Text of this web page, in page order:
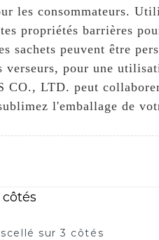
les consommateurs.
propriétés barrières
sachets peuvent être
verseurs, pour une
LTD. peut
l'emballage de
sur 3 côtés